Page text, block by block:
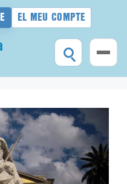
EL MEU COMPTE